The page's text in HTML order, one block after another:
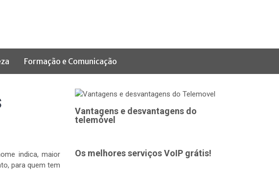
Formação e Comunicação
indica, maior
para quem tem
Vantagens e desvantagens do
telemóvel
Os melhores serviços VoIP grátis!